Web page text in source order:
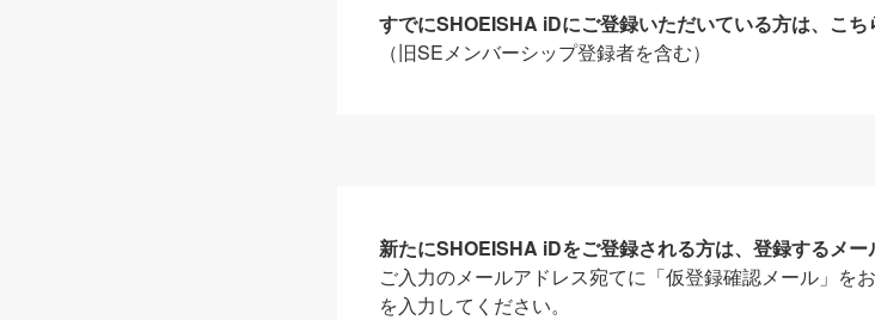
すでにSHOEISHA iDにご登録いただいている方は、こち
（旧SEメンバーシップ登録者を含む）
新たにSHOEISHA iDをご登録される方は、登録するメー
ご入力のメールアドレス宛てに「仮登録確認メール」を
を入力してください。